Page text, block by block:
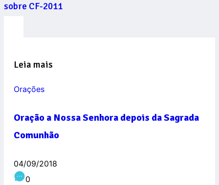
sobre CF-2011
Leia mais
Orações
Oração a Nossa Senhora depois da Sagrada
Comunhão
04/09/2018
0